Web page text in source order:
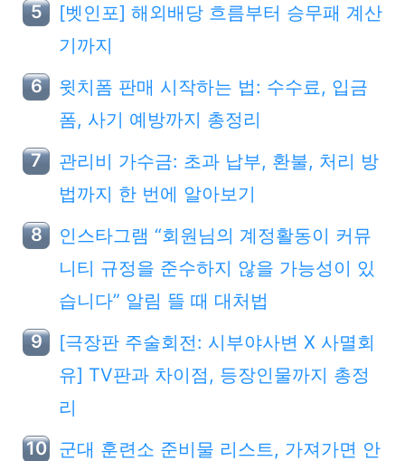
[벳인포] 해외배당 흐름부터 승무패 계산
기까지
윗치폼 판매 시작하는 법: 수수료, 입금
폼, 사기 예방까지 총정리
관리비 가수금: 초과 납부, 환불, 처리 방
법까지 한 번에 알아보기
인스타그램 “회원님의 계정활동이 커뮤
니티 규정을 준수하지 않을 가능성이 있
습니다” 알림 뜰 때 대처법
[극장판 주술회전: 시부야사변 X 사멸회
유] TV판과 차이점, 등장인물까지 총정
리
군대 훈련소 준비물 리스트, 가져가면 안